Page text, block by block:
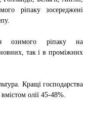
ріпаку зосереджені
озимого ріпаку на
так і в проміжних
Кращі господарства
олії 45-48%.